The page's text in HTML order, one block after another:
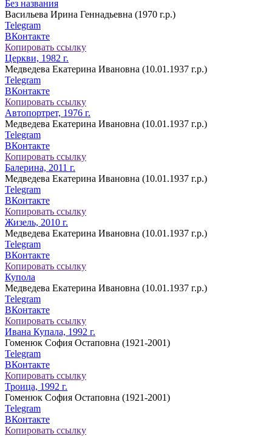
Без названия
Васильева Ирина Геннадьевна (1970 г.р.)
Telegram
ВКонтакте
Копировать ссылку
Церкви, 1982 г.
Медведева Екатерина Ивановна (10.01.1937 г.р.)
Telegram
ВКонтакте
Копировать ссылку
Автопортрет, 1976 г.
Медведева Екатерина Ивановна (10.01.1937 г.р.)
Telegram
ВКонтакте
Копировать ссылку
Балерина, 2011 г.
Медведева Екатерина Ивановна (10.01.1937 г.р.)
Telegram
ВКонтакте
Копировать ссылку
Жизель, 2010 г.
Медведева Екатерина Ивановна (10.01.1937 г.р.)
Telegram
ВКонтакте
Копировать ссылку
Купола
Медведева Екатерина Ивановна (10.01.1937 г.р.)
Telegram
ВКонтакте
Копировать ссылку
Ивана Купала, 1992 г.
Гоменюк София Остаповна (1921-2001)
Telegram
ВКонтакте
Копировать ссылку
Троица, 1992 г.
Гоменюк София Остаповна (1921-2001)
Telegram
ВКонтакте
Копировать ссылку